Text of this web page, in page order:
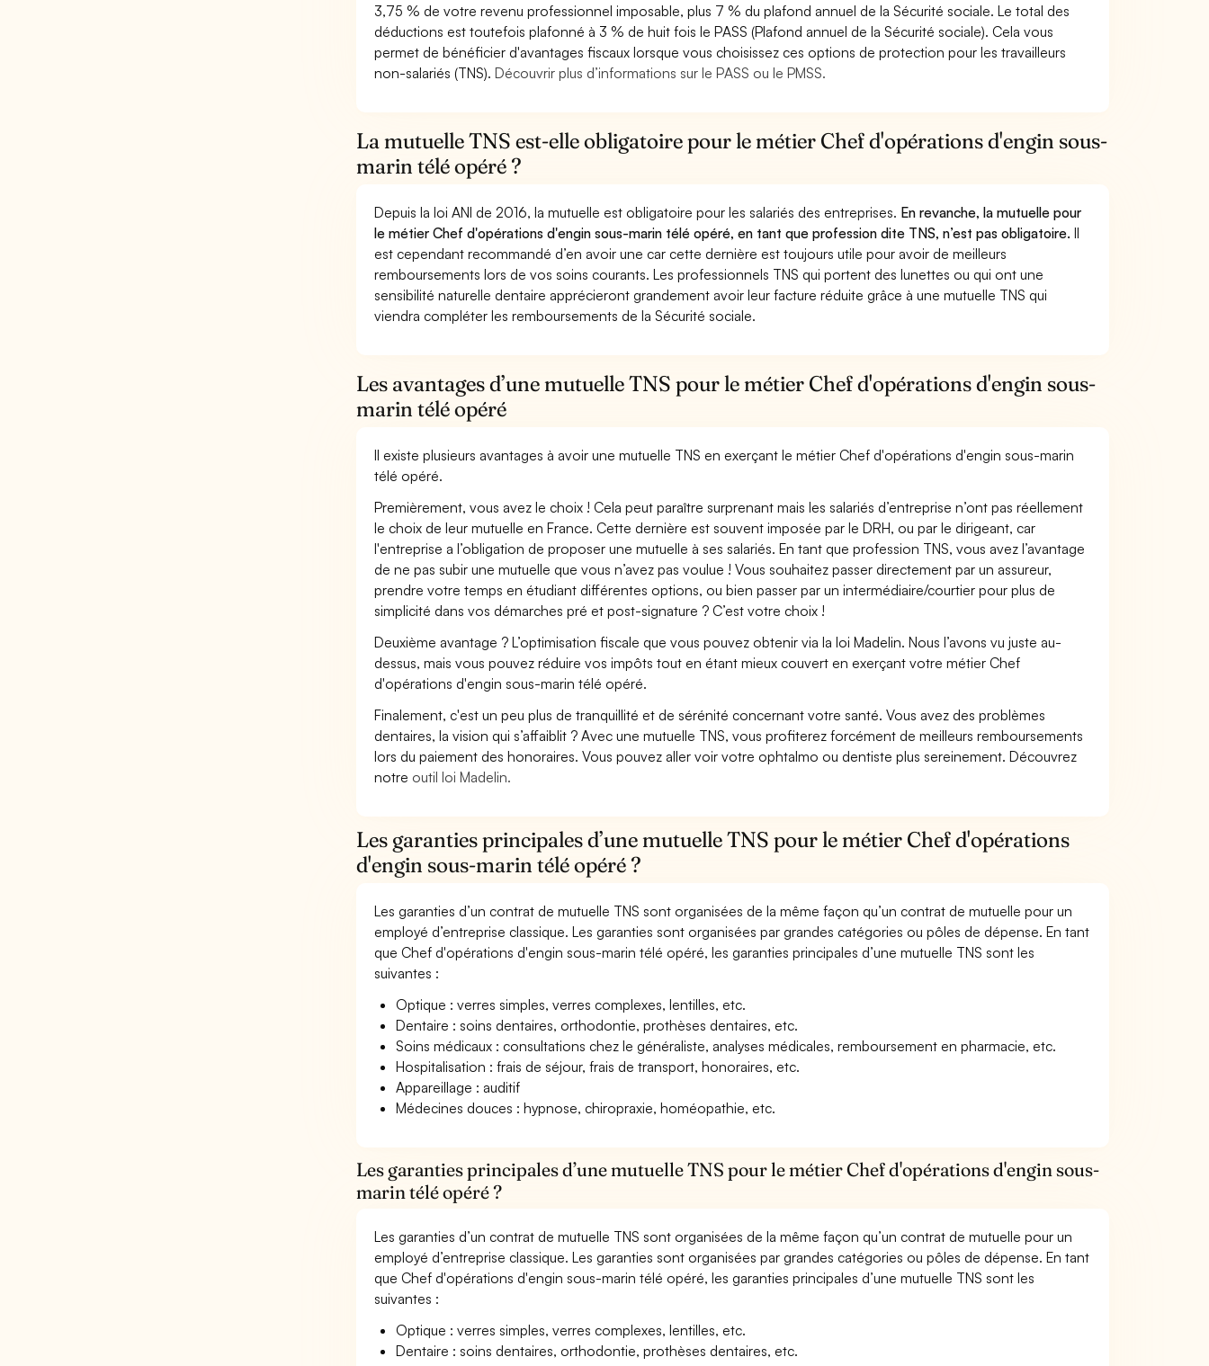
3,75 % de votre revenu professionnel imposable, plus 7 % du plafond annuel de la Sécurité sociale. Le total des
déductions est toutefois plafonné à 3 % de huit fois le PASS (Plafond annuel de la Sécurité sociale). Cela vous
permet de bénéficier d'avantages fiscaux lorsque vous choisissez ces options de protection pour les travailleurs
non-salariés (TNS).Découvrir plus d’informations sur le PASS ou le PMSS.
La mutuelle TNS est-elle obligatoire pour le métier Chef d'opérations d'engin sous-
marin télé opéré ?
Depuis la loi ANI de 2016, la mutuelle est obligatoire pour les salariés des entreprises. En revanche, la mutuelle pour
le métier Chef d'opérations d'engin sous-marin télé opéré, en tant que profession dite TNS, n’est pas obligatoire.Il
est cependant recommandé d’en avoir une car cette dernière est toujours utile pour avoir de meilleurs
remboursements lors de vos soins courants. Les professionnels TNS qui portent des lunettes ou qui ont une
sensibilité naturelle dentaire apprécieront grandement avoir leur facture réduite grâce à une mutuelle TNS qui
viendra compléter les remboursements de la Sécurité sociale.
Les avantages d’une mutuelle TNS pour le métier Chef d'opérations d'engin sous-
marin télé opéré
Il existe plusieurs avantages à avoir une mutuelle TNS en exerçant le métier Chef d'opérations d'engin sous-marin
télé opéré.
Premièrement, vous avez le choix ! Cela peut paraître surprenant mais les salariés d’entreprise n’ont pas réellement
le choix de leur mutuelle en France. Cette dernière est souvent imposée par le DRH, ou par le dirigeant, car
l'entreprise a l’obligation de proposer une mutuelle à ses salariés. En tant que profession TNS, vous avez l’avantage
de ne pas subir une mutuelle que vous n’avez pas voulue ! Vous souhaitez passer directement par un assureur,
prendre votre temps en étudiant différentes options, ou bien passer par un intermédiaire/courtier pour plus de
simplicité dans vos démarches pré et post-signature ? C’est votre choix !
Deuxième avantage ? L’optimisation fiscale que vous pouvez obtenir via la loi Madelin. Nous l’avons vu juste au-
dessus, mais vous pouvez réduire vos impôts tout en étant mieux couvert en exerçant votre métier Chef
d'opérations d'engin sous-marin télé opéré.
Finalement, c'est un peu plus de tranquillité et de sérénité concernant votre santé. Vous avez des problèmes
dentaires, la vision qui s’affaiblit ? Avec une mutuelle TNS, vous profiterez forcément de meilleurs remboursements
lors du paiement des honoraires. Vous pouvez aller voir votre ophtalmo ou dentiste plus sereinement. Découvrez
notre outil loi Madelin.
Les garanties principales d’une mutuelle TNS pour le métier Chef d'opérations
d'engin sous-marin télé opéré ?
Les garanties d’un contrat de mutuelle TNS sont organisées de la même façon qu’un contrat de mutuelle pour un
employé d’entreprise classique. Les garanties sont organisées par grandes catégories ou pôles de dépense. En tant
que Chef d'opérations d'engin sous-marin télé opéré, les garanties principales d’une mutuelle TNS sont les
suivantes :
Optique : verres simples, verres complexes, lentilles, etc.
Dentaire : soins dentaires, orthodontie, prothèses dentaires, etc.
Soins médicaux : consultations chez le généraliste, analyses médicales, remboursement en pharmacie, etc.
Hospitalisation : frais de séjour, frais de transport, honoraires, etc.
Appareillage : auditif
Médecines douces : hypnose, chiropraxie, homéopathie, etc.
Les garanties principales d’une mutuelle TNS pour le métier Chef d'opérations d'engin sous-
marin télé opéré ?
Les garanties d’un contrat de mutuelle TNS sont organisées de la même façon qu’un contrat de mutuelle pour un
employé d’entreprise classique. Les garanties sont organisées par grandes catégories ou pôles de dépense. En tant
que Chef d'opérations d'engin sous-marin télé opéré, les garanties principales d’une mutuelle TNS sont les
suivantes :
Optique : verres simples, verres complexes, lentilles, etc.
Dentaire : soins dentaires, orthodontie, prothèses dentaires, etc.